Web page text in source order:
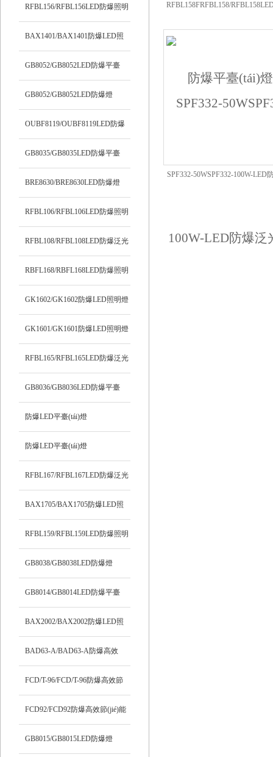
燈
RFBL156/RFBL156LED防爆照明
燈
BAX1401/BAX1401防爆LED照
明燈
GB8052/GB8052LED防爆平臺
(tái)燈
GB8052/GB8052LED防爆燈
OUBF8119/OUBF8119LED防爆
燈
GB8035/GB8035LED防爆平臺
(tái)燈
BRE8630/BRE8630LED防爆燈
RFBL106/RFBL106LED防爆照明
燈
RFBL108/RFBL108LED防爆泛光
燈
RBFL168/RBFL168LED防爆照明
燈
GK1602/GK1602防爆LED照明燈
GK1601/GK1601防爆LED照明燈
RFBL165/RFBL165LED防爆泛光
燈
GB8036/GB8036LED防爆平臺
(tái)燈
防爆LED平臺(tái)燈
SPF341/SPF341
防爆LED平臺(tái)燈
SPF339/SPF339
RFBL167/RFBL167LED防爆泛光
燈
BAX1705/BAX1705防爆LED照
明燈
RFBL159/RFBL159LED防爆照明
燈
GB8038/GB8038LED防爆燈
GB8014/GB8014LED防爆平臺
(tái)燈
BAX2002/BAX2002防爆LED照
明燈
BAD63-A/BAD63-A防爆高效
LED燈
FCD/T-96/FCD/T-96防爆高效節
(jié)能LED燈
FCD92/FCD92防爆高效節(jié)能
LED燈
GB8015/GB8015LED防爆燈
RFBL158FRFBL158/
SPF332-50WSPF332-100W-LED